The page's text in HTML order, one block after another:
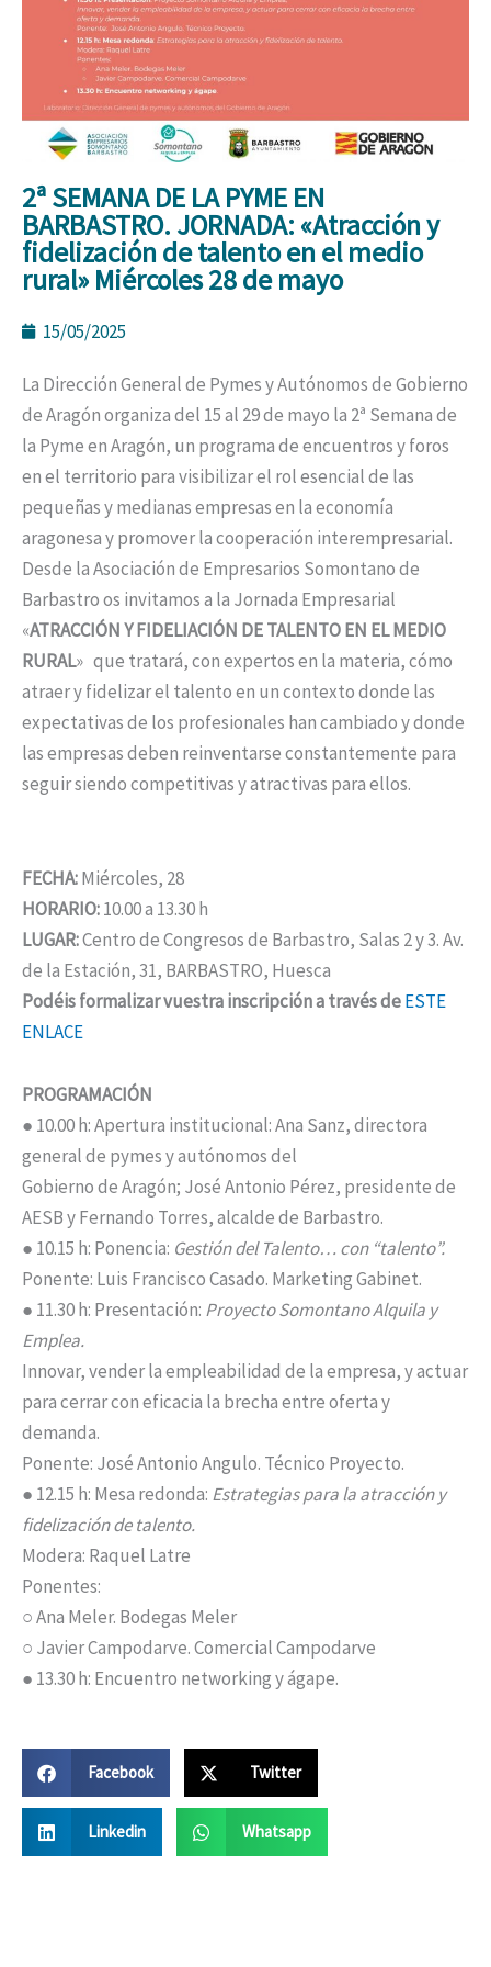
2ª SEMANA DE LA PYME EN
BARBASTRO. JORNADA: «Atracción y
fidelización de talento en el medio
rural» Miércoles 28 de mayo
15/05/2025
La Dirección General de Pymes y Autónomos de Gobierno
de Aragón organiza del 15 al 29 de mayo la 2ª Semana de
la Pyme en Aragón, un programa de encuentros y foros
en el territorio para visibilizar el rol esencial de las
pequeñas y medianas empresas en la economía
aragonesa y promover la cooperación interempresarial.
Desde la Asociación de Empresarios Somontano de
Barbastro os invitamos a la Jornada Empresarial
«ATRACCIÓN Y FIDELIACIÓN DE TALENTO EN EL MEDIO
RURAL» que tratará, con expertos en la materia, cómo
atraer y fidelizar el talento en un contexto donde las
expectativas de los profesionales han cambiado y donde
las empresas deben reinventarse constantemente para
seguir siendo competitivas y atractivas para ellos.
FECHA:Miércoles, 28
HORARIO:10.00 a 13.30 h
LUGAR:Centro de Congresos de Barbastro, Salas 2 y 3. Av.
de la Estación, 31, BARBASTRO, Huesca
Podéis formalizar vuestra inscripción a través deESTE
ENLACE
PROGRAMACIÓN
● 10.00 h: Apertura institucional: Ana Sanz, directora
general de pymes y autónomos del
Gobierno de Aragón; José Antonio Pérez, presidente de
AESB y Fernando Torres, alcalde de Barbastro.
● 10.15 h: Ponencia: Gestión del Talento… con “talento”.
Ponente: Luis Francisco Casado. Marketing Gabinet.
● 11.30 h: Presentación: Proyecto Somontano Alquila y
Emplea.
Innovar, vender la empleabilidad de la empresa, y actuar
para cerrar con eficacia la brecha entre oferta y
demanda.
Ponente: José Antonio Angulo. Técnico Proyecto.
● 12.15 h: Mesa redonda: Estrategias para la atracción y
fidelización de talento.
Modera: Raquel Latre
Ponentes:
○ Ana Meler. Bodegas Meler
○ Javier Campodarve. Comercial Campodarve
● 13.30 h: Encuentro networking y ágape.
Facebook Twitter
Linkedin Whatsapp